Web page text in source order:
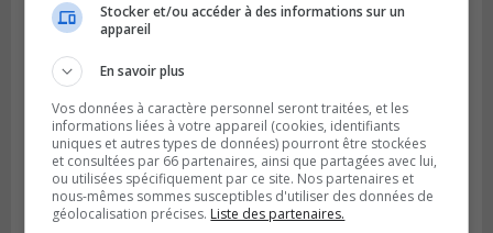
Publié le 6 août 2026 à 14h50
Le tube nord du pont-tunnel Louis-
Hippolyte-La Fontaine se dote d’une
nouvelle chaussée
Stocker et/ou accéder à des informations sur un
appareil
En savoir plus
Vos données à caractère personnel seront traitées, et les
informations liées à votre appareil (cookies, identifiants
uniques et autres types de données) pourront être stockées
et consultées par 66 partenaires, ainsi que partagées avec lui,
ou utilisées spécifiquement par ce site. Nos partenaires et
nous-mêmes sommes susceptibles d'utiliser des données de
géolocalisation précises. Liste des partenaires.